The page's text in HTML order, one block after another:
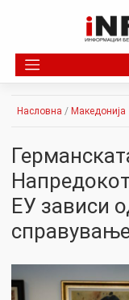
Насловна / Македонија
ЕУ зависи